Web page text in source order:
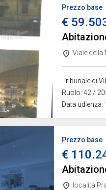
Prezzo base
€
Viale della
Tribunale di
Ruolo: 42 /
Data
Prezzo base
€
località